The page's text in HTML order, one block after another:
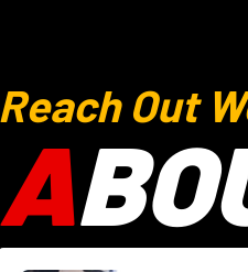
Reach Out
A